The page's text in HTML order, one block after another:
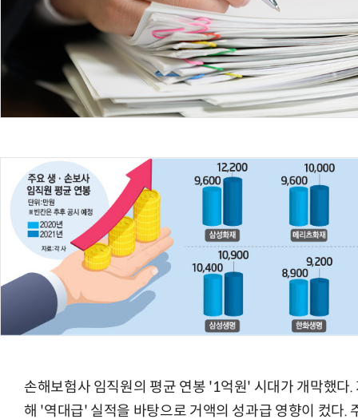
손해보험사 임직원의 평균 연봉 '1억원' 시대가 개막했다.
해 '역대급' 실적을 바탕으로 거액의 성과급 영향이 컸다.
AI Native Enterprise를 지원하는 AI Ready Data